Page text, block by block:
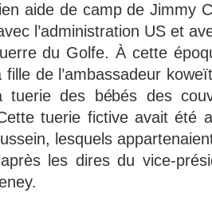
aide de camp de Jimmy
l’administration US et
du Golfe. À cette
de l’ambassadeur
tuerie des bébés des
tuerie fictive avait été
lesquels
les dires du vice-